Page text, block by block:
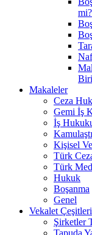
mi?
Makaleler
Ceza
Gemi İş
İş
Kişisel
Türk
Türk
Hukuk
Boşanma
Genel
Vekalet Çeşitleri
Şirketler
Tapuda